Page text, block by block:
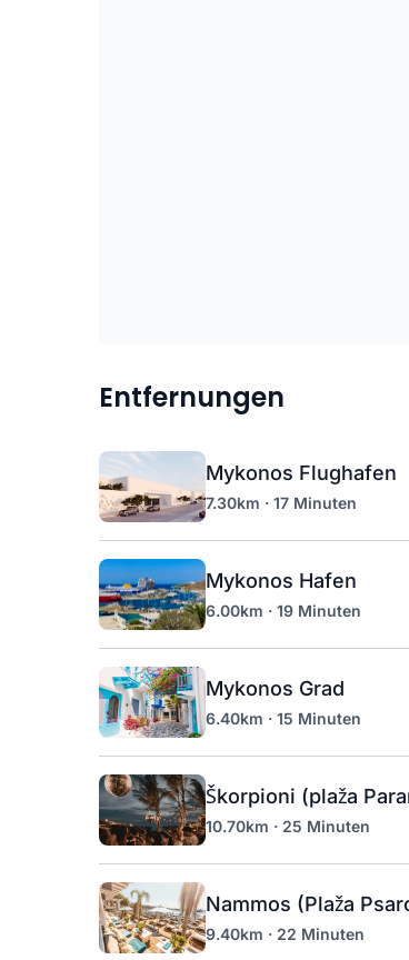
Entfernungen
Mykonos Flughafen
7.30km · 17 Minuten
Mykonos Hafen
6.00km · 19 Minuten
Mykonos Grad
6.40km · 15 Minuten
Škorpioni (plaža
10.70km · 25 Minuten
Nammos (Plaža
9.40km · 22 Minuten